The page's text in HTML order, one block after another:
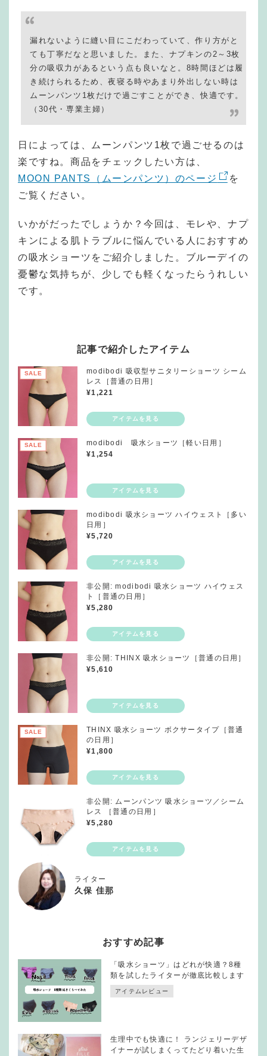
漏れないように縫い目にこだわっていて、作り方がと
ても丁寧だなと思いました。また、ナプキンの2～3枚
分の吸収力があるという点も良いなと。8時間ほどは履
き続けられるため、夜寝る時やあまり外出しない時は
ムーンパンツ1枚だけで過ごすことができ、快適です。
（30代・専業主婦）
日によっては、ムーンパンツ1枚で過ごせるのは
楽ですね。商品をチェックしたい方は、
MOON PANTS（ムーンパンツ）のページ
を
ご覧ください。
いかがだったでしょうか？今回は、モレや、ナプ
キンによる肌トラブルに悩んでいる人におすすめ
の吸水ショーツをご紹介しました。ブルーデイの
憂鬱な気持ちが、少しでも軽くなったらうれしい
です。
記事で紹介したアイテム
SALE
modibodi 吸収型サニタリーショーツ シーム
レス［普通の日用］
¥1,221
SALE
modibodi 吸水ショーツ［軽い日用］
¥1,254
modibodi 吸水ショーツ ハイウェスト［多い
日用］
¥5,720
非公開: modibodi 吸水ショーツ ハイウェス
ト［普通の日用］
¥5,280
非公開: THINX 吸水ショーツ［普通の日用］
¥5,610
SALE
THINX 吸水ショーツ ボクサータイプ［普通
の日用］
¥1,800
非公開: ムーンパンツ 吸水ショーツ／シーム
レス ［普通の日用］
¥5,280
ライター
久保 佳那
おすすめ記事
「吸水ショーツ」はどれが快適？8種
類を試したライターが徹底比較します
アイテムレビュー
生理中でも快適に！ ランジェリーデザ
イナーが試しまくってたどり着いた生